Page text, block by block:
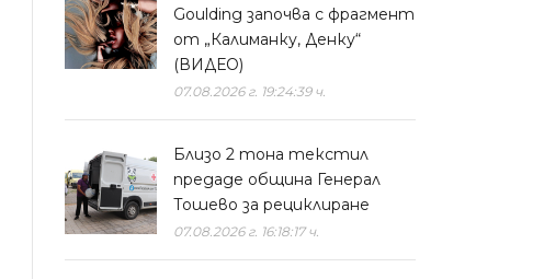
Goulding започва с фрагмент
от „Калиманку, Денку“
(ВИДЕО)
07.08.2026 г. 19:24:39 ч.
Близо 2 тона текстил
предаде община Генерал
Тошево за рециклиране
07.08.2026 г. 16:18:17 ч.